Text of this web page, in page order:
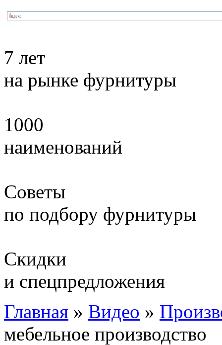
7 лет
на рынке фурнитуры
1000
наименований
Советы
по подбору фурнитуры
Скидки
и спецпредложения
Главная » Видео »
мебельное производство